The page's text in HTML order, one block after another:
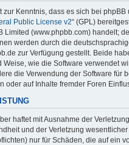
zur Kenntnis, dass es sich bei phpBB
Public License v2“ (GPL)
Limited (www.phpbb.com) handelt;
werden durch die
zur Verfügung gestellt. Beide
Weise, wie die Software verwendet
die Verwendung der Software für
oder auf Inhalte fremder Foren
haftet mit Ausnahme der
und der Verletzung
nur für Schäden, die auf ein